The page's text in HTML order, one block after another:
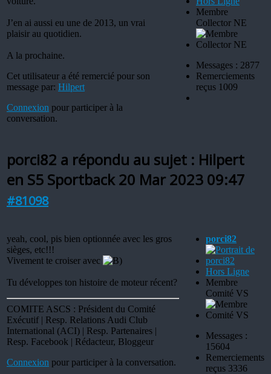
J’en ai aussi eu une de 2013, un vrai
plaisir au quotidien.
A la prochaine.
Cet utilisateur a été remercié pour son
message par: Hilpert
Connexion pour participer à la
conversation.
Membre
Collector NE
Messages : 2877
Remerciements
reçus 1009
porci82 a répondu au sujet : Hilpert
en S5 Sportback20 Mar 2023 09:47
#81098
yeah, cool, pis bien optionnée avec les gros
sièges, etc!!!
Vivement te croiser avec
Tu développes ton histoire de moteur récent?
COMITE ASCS : Président du Comité
Exécutif | Resp. Relations Audi Club
International (ACI) | Resp. Partenaires |
Resp. Facebook | Rédacteur, Bloggeur
Connexion pour participer à la conversation.
porci82
Hors Ligne
Membre
Comité VS
Messages :
15604
Remerciements
reçus 3336